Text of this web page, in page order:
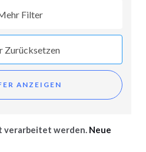
Filter
Zurücksetzen
verarbeitet werden. Neue